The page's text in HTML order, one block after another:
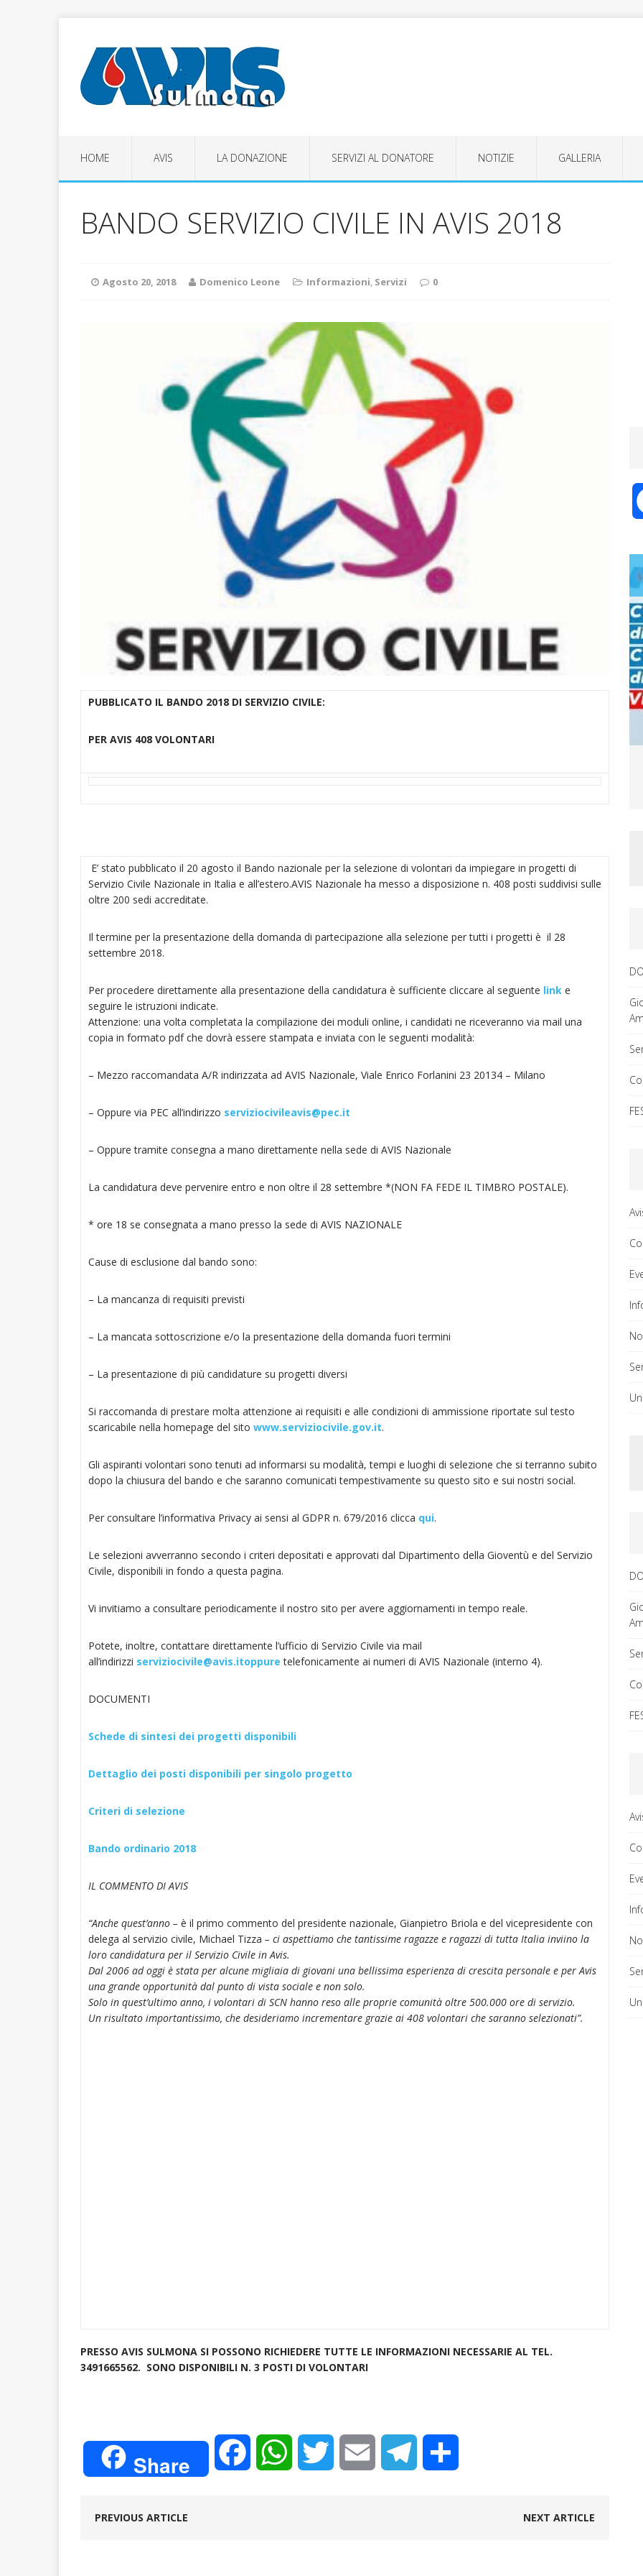
HOME AVIS LA DONAZIONE SERVIZI AL DONATORE NOTIZIE GALLERIA
BANDO SERVIZIO CIVILE IN AVIS 2018
Agosto 20, 2018 Domenico Leone Informazioni, Servizi 0
PUBBLICATO IL BANDO 2018 DI SERVIZIO CIVILE:
PER AVIS 408 VOLONTARI
E’ stato pubblicato il 20 agosto il Bando nazionale per la selezione di volontari da impiegare in progetti di
Servizio Civile Nazionale in Italia e all’estero.AVIS Nazionale ha messo a disposizione n. 408 posti suddivisi sulle
oltre 200 sedi accreditate.
Il termine per la presentazione della domanda di partecipazione alla selezione per tutti i progetti è il 28
settembre 2018.
Per procedere direttamente alla presentazione della candidatura è sufficiente cliccare al seguente link e
seguire le istruzioni indicate.
Attenzione: una volta completata la compilazione dei moduli online, i candidati ne riceveranno via mail una
copia in formato pdf che dovrà essere stampata e inviata con le seguenti modalità:
– Mezzo raccomandata A/R indirizzata ad AVIS Nazionale, Viale Enrico Forlanini 23 20134 – Milano
– Oppure via PEC all’indirizzo serviziocivileavis@pec.it
– Oppure tramite consegna a mano direttamente nella sede di AVIS Nazionale
La candidatura deve pervenire entro e non oltre il 28 settembre *(NON FA FEDE IL TIMBRO POSTALE).
* ore 18 se consegnata a mano presso la sede di AVIS NAZIONALE
Cause di esclusione dal bando sono:
– La mancanza di requisiti previsti
– La mancata sottoscrizione e/o la presentazione della domanda fuori termini
– La presentazione di più candidature su progetti diversi
Si raccomanda di prestare molta attenzione ai requisiti e alle condizioni di ammissione riportate sul testo
scaricabile nella homepage del sito www.serviziocivile.gov.it.
Gli aspiranti volontari sono tenuti ad informarsi su modalità, tempi e luoghi di selezione che si terranno subito
dopo la chiusura del bando e che saranno comunicati tempestivamente su questo sito e sui nostri social.
Per consultare l’informativa Privacy ai sensi al GDPR n. 679/2016 clicca qui.
Le selezioni avverranno secondo i criteri depositati e approvati dal Dipartimento della Gioventù e del Servizio
Civile, disponibili in fondo a questa pagina.
Vi invitiamo a consultare periodicamente il nostro sito per avere aggiornamenti in tempo reale.
Potete, inoltre, contattare direttamente l’ufficio di Servizio Civile via mail
all’indirizzi serviziocivile@avis.itoppure telefonicamente ai numeri di AVIS Nazionale (interno 4).
DOCUMENTI
Schede di sintesi dei progetti disponibili
Dettaglio dei posti disponibili per singolo progetto
Criteri di selezione
Bando ordinario 2018
IL COMMENTO DI AVIS
“Anche quest’anno – è il primo commento del presidente nazionale, Gianpietro Briola e del vicepresidente con
delega al servizio civile, Michael Tizza – ci aspettiamo che tantissime ragazze e ragazzi di tutta Italia inviino la
loro candidatura per il Servizio Civile in Avis.
Dal 2006 ad oggi è stata per alcune migliaia di giovani una bellissima esperienza di crescita personale e per Avis
una grande opportunità dal punto di vista sociale e non solo.
Solo in quest’ultimo anno, i volontari di SCN hanno reso alle proprie comunità oltre 500.000 ore di servizio.
Un risultato importantissimo, che desideriamo incrementare grazie ai 408 volontari che saranno selezionati”.
PRESSO AVIS SULMONA SI POSSONO RICHIEDERE TUTTE LE INFORMAZIONI NECESSARIE AL TEL.
3491665562. SONO DISPONIBILI N. 3 POSTI DI VOLONTARI
Share
PREVIOUS ARTICLE NEXT ARTICLE
EVENTI